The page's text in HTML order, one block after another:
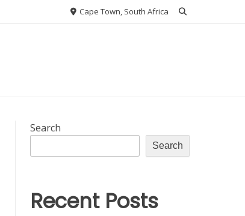
Cape Town, South Africa
Search
Search
Recent Posts